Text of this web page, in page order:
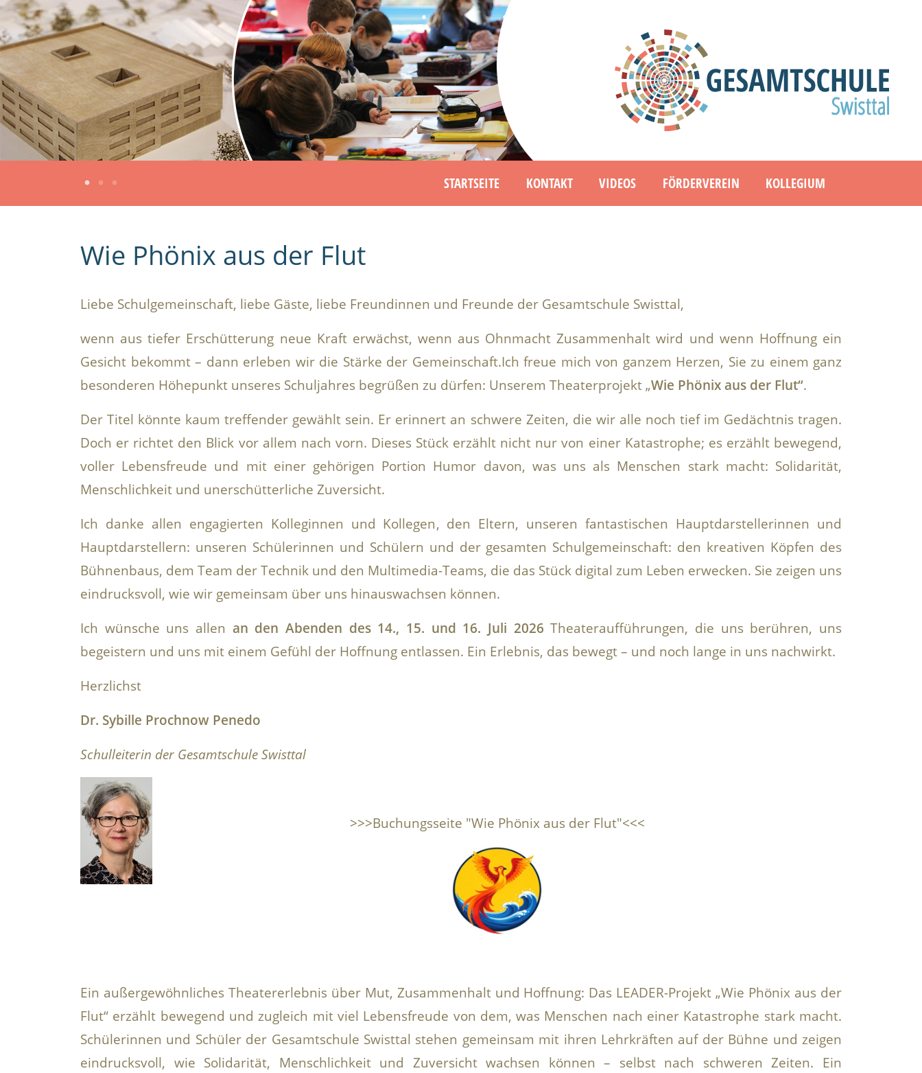
STARTSEITE KONTAKT VIDEOS FÖRDERVEREIN KOLLEGIUM
Wie Phönix aus der Flut
Liebe Schulgemeinschaft, liebe Gäste, liebe Freundinnen und Freunde der Gesamtschule Swisttal,
wenn aus tiefer Erschütterung neue Kraft erwächst, wenn aus Ohnmacht Zusammenhalt wird und wenn Hoffnung ein
Gesicht bekommt – dann erleben wir die Stärke der Gemeinschaft.Ich freue mich von ganzem Herzen, Sie zu einem ganz
besonderen Höhepunkt unseres Schuljahres begrüßen zu dürfen: Unserem Theaterprojekt „Wie Phönix aus der Flut“.
Der Titel könnte kaum treffender gewählt sein. Er erinnert an schwere Zeiten, die wir alle noch tief im Gedächtnis tragen.
Doch er richtet den Blick vor allem nach vorn. Dieses Stück erzählt nicht nur von einer Katastrophe; es erzählt bewegend,
voller Lebensfreude und mit einer gehörigen Portion Humor davon, was uns als Menschen stark macht: Solidarität,
Menschlichkeit und unerschütterliche Zuversicht.
Ich danke allen engagierten Kolleginnen und Kollegen, den Eltern, unseren fantastischen Hauptdarstellerinnen und
Hauptdarstellern: unseren Schülerinnen und Schülern und der gesamten Schulgemeinschaft: den kreativen Köpfen des
Bühnenbaus, dem Team derTechnik und den Multimedia-Teams, die das Stück digital zum Leben erwecken. Sie zeigen uns
eindrucksvoll, wie wir gemeinsam über uns hinauswachsen können.
Ich wünsche uns allen an den Abenden des 14., 15. und 16. Juli 2026Theateraufführungen, die uns berühren, uns
begeistern und uns mit einem Gefühl der Hoffnung entlassen. Ein Erlebnis, das bewegt – und noch lange in uns nachwirkt.
Herzlichst
Dr. Sybille Prochnow Penedo
Schulleiterin der Gesamtschule Swisttal
>>>Buchungsseite "Wie Phönix aus der Flut"<<<
Ein außergewöhnliches Theatererlebnis über Mut, Zusammenhalt und Hoffnung: Das LEADER-Projekt „Wie Phönix aus der
Flut“ erzählt bewegend und zugleich mit viel Lebensfreude von dem, was Menschen nach einer Katastrophe stark macht.
Schülerinnen und Schüler der Gesamtschule Swisttal stehen gemeinsam mit ihren Lehrkräften auf der Bühne und zeigen
eindrucksvoll, wie Solidarität, Menschlichkeit und Zuversicht wachsen können – selbst nach schweren Zeiten. Ein